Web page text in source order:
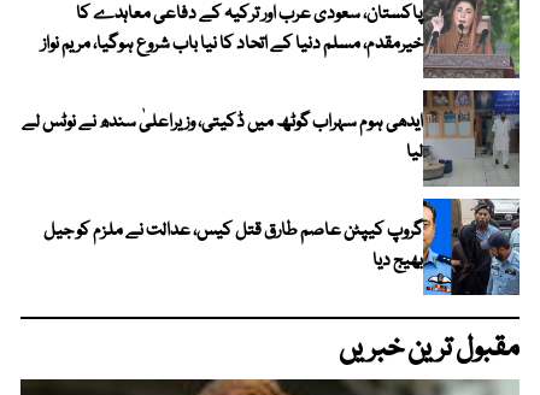
پاکستان، سعودی عرب اور ترکیہ کے دفاعی معاہدے کا
خیرمقدم، مسلم دنیا کے اتحاد کا نیا باب شروع ہوگیا، مریم نواز
ایدھی ہوم سہراب گوٹھ میں ڈکیتی، وزیراعلیٰ سندھ نے نوٹس لے
لیا
گروپ کیپٹن عاصم طارق قتل کیس، عدالت نے ملزم کو جیل
بھیج دیا
مقبول ترین خبریں